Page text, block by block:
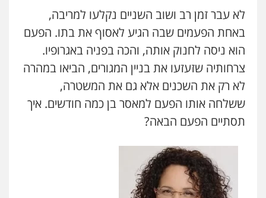
לא עבר זמן רב ושוב השניים נקלעו למריבה,
באחת הפעמים שבה הגיע לאסוף את בתו. הפעם
הוא ניסה לחנוק אותה, והכה בפניה באגרופיו.
צרחותיה שזעזעו את בניין המגורים, הביאו במהרה
לא רק את השכנים אלא גם את המשטרה,
ששלחה אותו הפעם למאסר בן כמה חודשים. איך
תסתיים הפעם הבאה?